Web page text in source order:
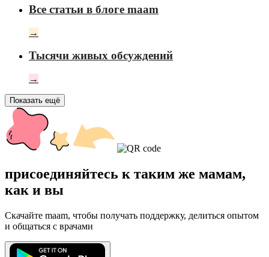
Все статьи в блоге maam
→
Тысячи живых обсуждений
→
Показать ещё
присоединяйтесь к таким же мамам,
как и вы
Скачайте maam, чтобы получать поддержку, делиться опытом
и общаться с врачами